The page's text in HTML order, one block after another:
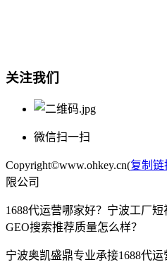
关注我们
微信扫一扫
Copyright©www.ohkey.cn(复制链
限公司
1688代运营哪家好？宁波工厂短
GEO搜索推荐质量怎么样？
宁波奥凯盛鼎专业承接1688代运